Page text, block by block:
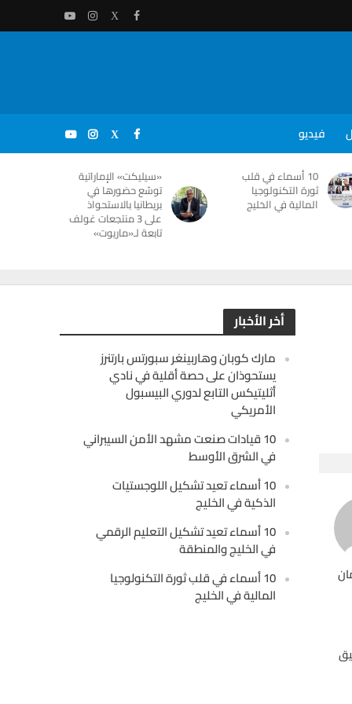
فيديو
10 أسماء في قلب
ثورة التكنولوجيا
المالية في الخليج
«سيليكت» الإماراتية
توسّع حضورها في
بريطانيا بالاستحواذ
على 3 منتجعات غولف
تابعة لـ«ماريوت»
أخر الأخبار
مارك كوبان وهاربينغر سبورتس بارتنرز
يستحوذان على حصة أقلية في نادي
أثليتيكس التابع لدوري البيسبول
الأمريكي
10 قيادات صنعت مشهد الأمن السيبراني
في الشرق الأوسط
10 أسماء تعيد تشكيل اللوجستيات
الذكية في الخليج
10 أسماء تعيد تشكيل التعليم الرقمي
في الخليج والمنطقة
10 أسماء في قلب ثورة التكنولوجيا
المالية في الخليج